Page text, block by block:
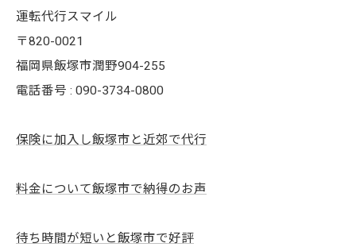
運転代行スマイル
〒820-0021
福岡県飯塚市潤野904-255
電話番号 : 090-3734-0800
保険に加入し飯塚市と近郊で代行
料金について飯塚市で納得のお声
待ち時間が短いと飯塚市で好評